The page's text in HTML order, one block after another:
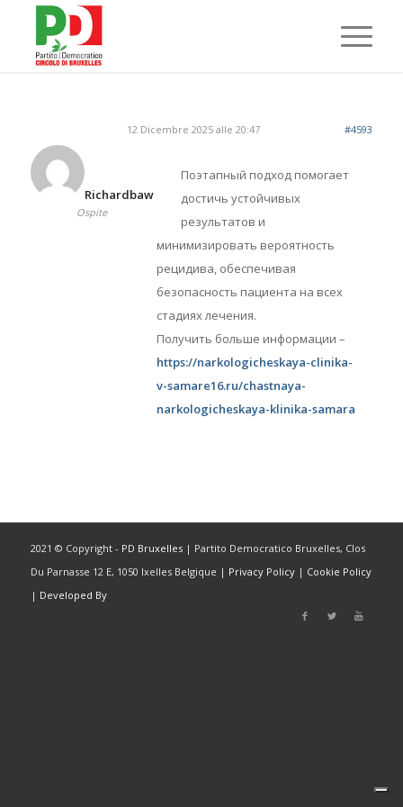
12 Dicembre 2025 alle 20:47 #4593
Richardbaw
Ospite
Поэтапный подход помогает
достичь устойчивых
результатов и
минимизировать вероятность
рецидива, обеспечивая
безопасность пациента на всех
стадиях лечения.
Получить больше информации –
https://narkologicheskaya-clinika-
v-samare16.ru/chastnaya-
narkologicheskaya-klinika-samara
2021 © Copyright - PD Bruxelles| Partito Democratico Bruxelles, Clos
Du Parnasse 12 E, 1050 Ixelles Belgique | Privacy Policy| Cookie Policy
| Developed By